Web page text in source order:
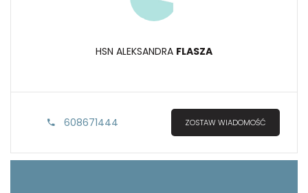
HSN ALEKSANDRA FLASZA
608671444 ZOSTAW WIADOMOŚĆ